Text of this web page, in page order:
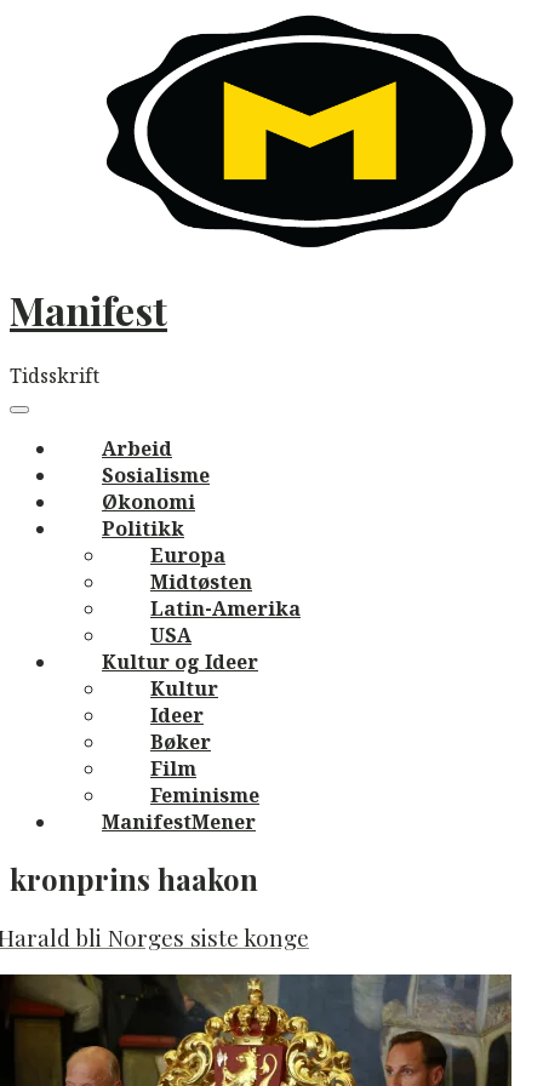
Manifest
Tidsskrift
navigation
Menu
Arbeid
Sosialisme
Økonomi
Politikk
Europa
Midtøsten
Latin-Amerika
USA
Kultur og Ideer
Kultur
Ideer
Bøker
Film
Feminisme
ManifestMener
kronprins haakon
bli Norges siste konge